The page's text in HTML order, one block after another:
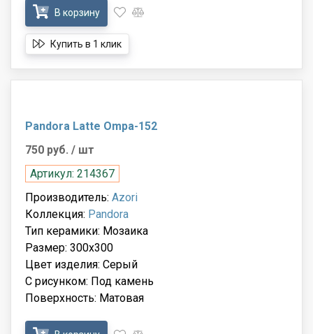
В корзину
Купить в 1 клик
Pandora Latte Ompa-152
750 руб. / шт
Артикул: 214367
Производитель: Azori
Коллекция: Pandora
Тип керамики: Мозаика
Размер: 300x300
Цвет изделия: Серый
С рисунком: Под камень
Поверхность: Матовая